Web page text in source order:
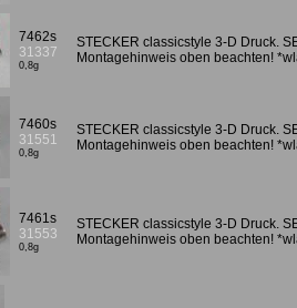
7462s
31337
0,8g
STECKER classicstyle 3-D Druck.
Montagehinweis oben beachten!
7460s
31551
0,8g
STECKER classicstyle 3-D Druck.
Montagehinweis oben beachten!
7461s
31553
0,8g
STECKER classicstyle 3-D Druck.
Montagehinweis oben beachten!